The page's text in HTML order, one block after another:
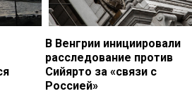
В Венгрии инициировали
расследование против
Сийярто за «связи с
Россией»